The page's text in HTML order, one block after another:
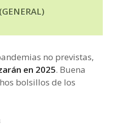
no previstas,
en 2025. Buena
bolsillos de los